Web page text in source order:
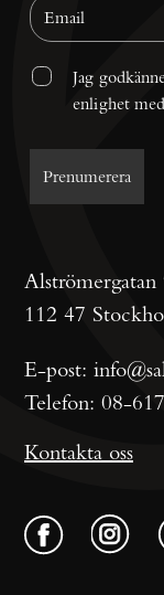
Jag
enlighet
Alströmergatan
112 47
E-post:
Telefon: 08-
Kontakta oss